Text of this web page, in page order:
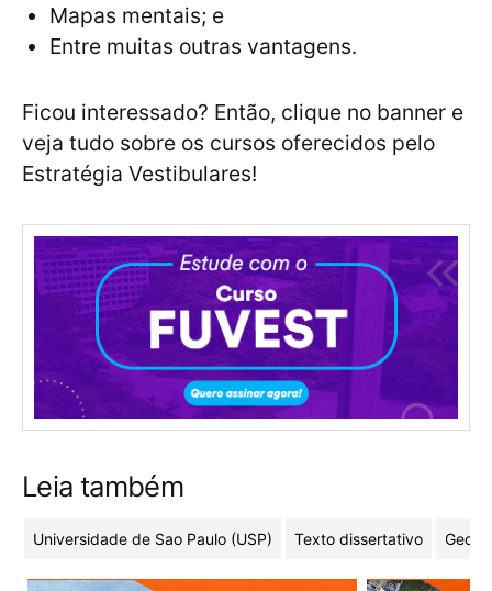
Mapas mentais; e
Entre muitas outras vantagens.
Ficou interessado? Então, clique no banner e
veja tudo sobre os cursos oferecidos pelo
Estratégia Vestibulares!
Leia também
Universidade de Sao Paulo (USP) Texto dissertativo